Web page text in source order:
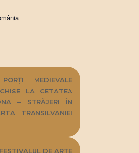
MEDIEVALE
LA CETATEA
– STRĂJERI ÎN
TRANSILVANIEI
FESTIVALUL DE ARTE